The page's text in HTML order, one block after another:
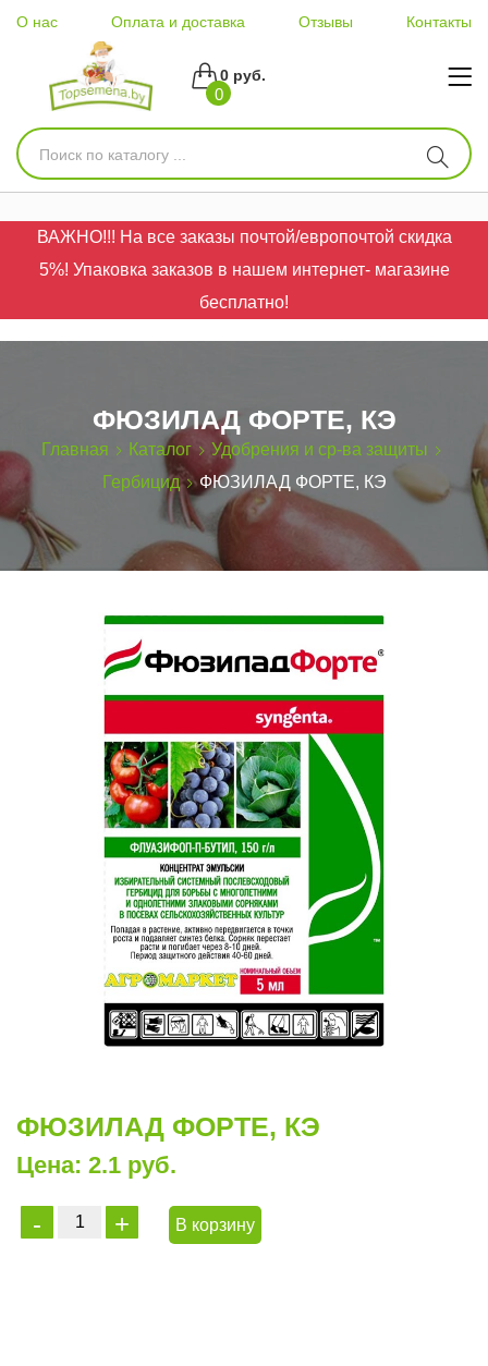
О нас Оплата и доставка Отзывы Контакты
0
0 руб.
ВАЖНО!!! На все заказы почтой/европочтой скидка
5%! Упаковка заказов в нашем интернет- магазине
бесплатно!
ФЮЗИЛАД ФОРТЕ, КЭ
Главная Каталог
Удобрения и ср-ва защиты
Гербицид
ФЮЗИЛАД ФОРТЕ, КЭ
ФЮЗИЛАД ФОРТЕ, КЭ
Цена: 2.1 руб.
В корзину